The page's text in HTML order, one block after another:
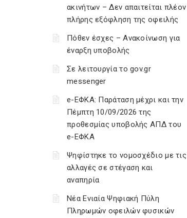
ακινήτων – Δεν απαιτείται πλέον
πλήρης εξόφληση της οφειλής
Πόθεν έσχες – Ανακοίνωση για
έναρξη υποβολής
Σε λειτουργία το gov.gr
messenger
e-ΕΦΚΑ: Παράταση μέχρι και την
Πέμπτη 10/09/2026 της
προθεσμίας υποβολής ΑΠΔ του
e-ΕΦΚΑ
Ψηφίστηκε το νομοσχέδιο με τις
αλλαγές σε στέγαση και
αναπηρία
Νέα Ενιαία Ψηφιακή Πύλη
Πληρωμών οφειλών φυσικών